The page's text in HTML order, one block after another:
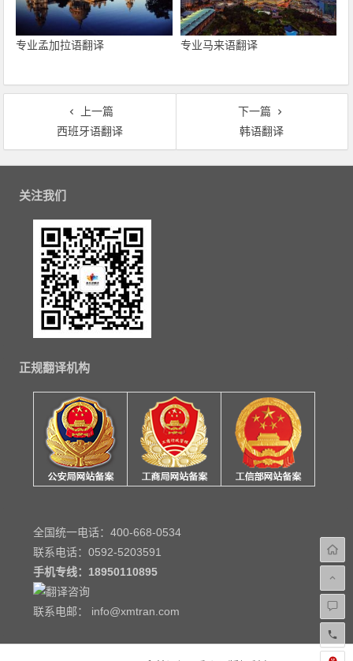
专业孟加拉语翻译 专业马来语翻译
上一篇
西班牙语翻译
下一篇
韩语翻译
文章导航
关注我们
正规翻译机构
全国统一电话：400-668-0534
联系电话：0592-5203591
手机专线： 18950110895
联系电邮： info@xmtran.com